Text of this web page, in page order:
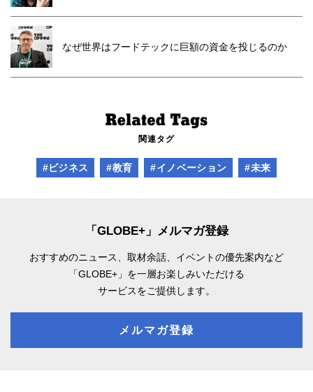
なぜ世界はフードテックに巨額の資金を投じるのか
関連タグ
#ビジネス #教育 #イノベーション #未来
「GLOBE+」メルマガ登録
おすすめのニュース、取材余話、 イベントの優先案内など
「GLOBE+」を一層お楽しみいただける
サービスをご提供します。
メルマガ登録